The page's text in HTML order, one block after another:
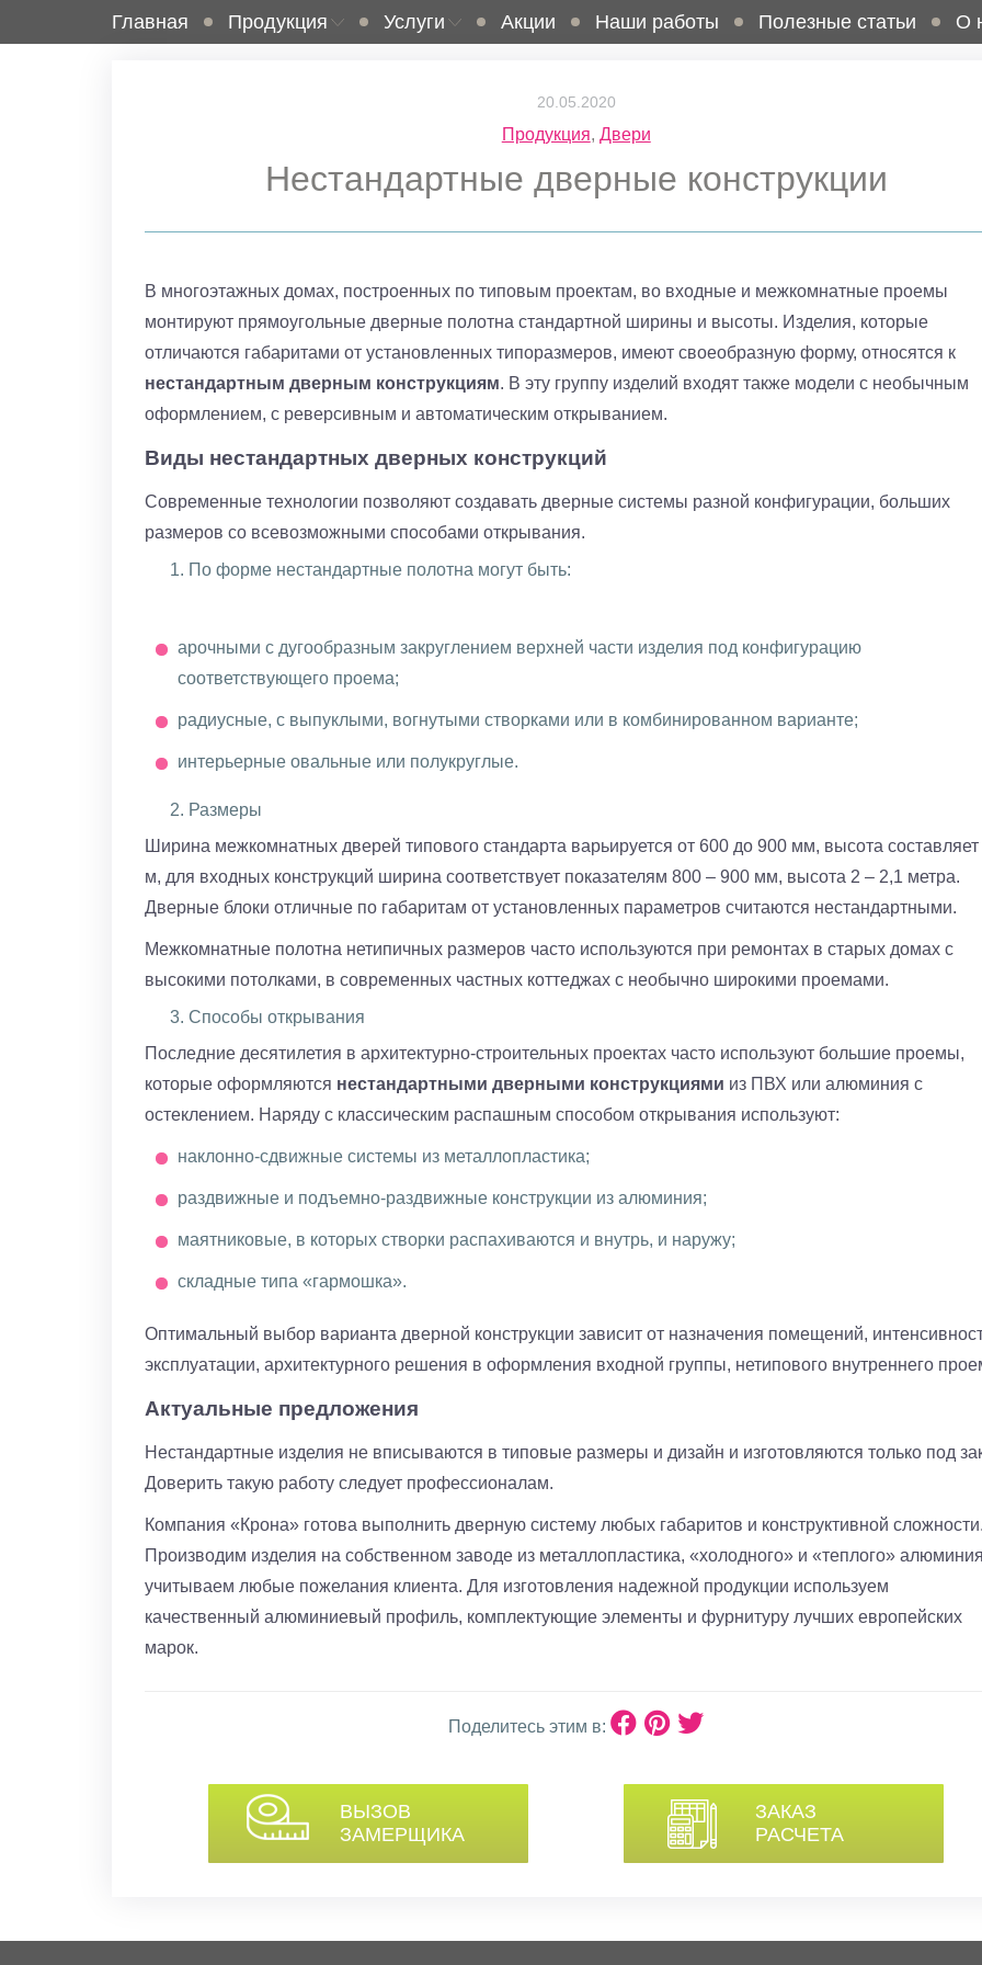
Главная Продукция Услуги Акции Наши работы Полезные статьи О
20.05.2020
Продукция, Двери
Нестандартные дверные конструкции
В многоэтажных домах, построенных по типовым проектам, во входные и межкомнатные проемы
монтируют прямоугольные дверные полотна стандартной ширины и высоты. Изделия, которые
отличаются габаритами от установленных типоразмеров, имеют своеобразную форму, относятся к
нестандартным дверным конструкциям. В эту группу изделий входят также модели с необычным
оформлением, с реверсивным и автоматическим открыванием.
Виды нестандартных дверных конструкций
Современные технологии позволяют создавать дверные системы разной конфигурации, больших
размеров со всевозможными способами открывания.
По форме нестандартные полотна могут быть:
арочными с дугообразным закруглением верхней части изделия под конфигурацию
соответствующего проема;
радиусные, с выпуклыми, вогнутыми створками или в комбинированном варианте;
интерьерные овальные или полукруглые.
Размеры
Ширина межкомнатных дверей типового стандарта варьируется от 600 до 900 мм, высота составляет
м, для входных конструкций ширина соответствует показателям 800 – 900 мм, высота 2 – 2,1 метра.
Дверные блоки отличные по габаритам от установленных параметров считаются нестандартными.
Межкомнатные полотна нетипичных размеров часто используются при ремонтах в старых домах с
высокими потолками, в современных частных коттеджах с необычно широкими проемами.
Способы открывания
Последние десятилетия в архитектурно-строительных проектах часто используют большие проемы,
которые оформляются нестандартными дверными конструкциями из ПВХ или алюминия с
остеклением. Наряду с классическим распашным способом открывания используют:
наклонно-сдвижные системы из металлопластика;
раздвижные и подъемно-раздвижные конструкции из алюминия;
маятниковые, в которых створки распахиваются и внутрь, и наружу;
складные типа «гармошка».
Оптимальный выбор варианта дверной конструкции зависит от назначения помещений,
эксплуатации, архитектурного решения в оформления входной группы, нетипового внутреннего
Актуальные предложения
Нестандартные изделия не вписываются в типовые размеры и дизайн и изготовляются только под
Доверить такую работу следует профессионалам.
Компания «Крона» готова выполнить дверную систему любых габаритов и конструктивной
Производим изделия на собственном заводе из металлопластика, «холодного» и «теплого»
учитываем любые пожелания клиента. Для изготовления надежной продукции используем
качественный алюминиевый профиль, комплектующие элементы и фурнитуру лучших европейских
марок.
Поделитесь этим в:
ВЫЗОВ
ЗАМЕРЩИКА
ЗАКАЗ
РАСЧЕТА